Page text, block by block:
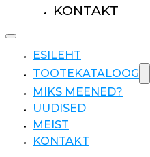
KONTAKT
ESILEHT
TOOTEKATALOOG
MIKS MEENED?
UUDISED
MEIST
KONTAKT